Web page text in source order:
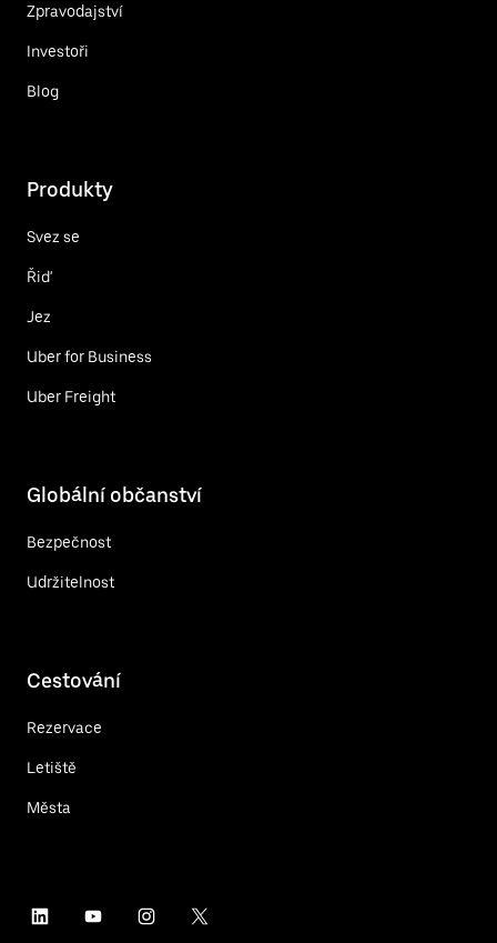
Zpravodajství
Investoři
Blog
Produkty
Svez se
Řiď
Jez
Uber for Business
Uber Freight
Globální občanství
Bezpečnost
Udržitelnost
Cestování
Rezervace
Letiště
Města